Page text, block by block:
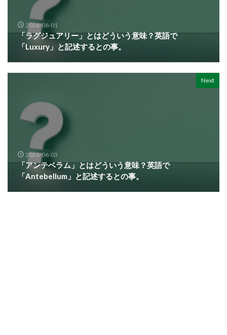
2026-06-01
「ラグジュアリー」とはどういう意味？英語で
「Luxury」と記述するとの事。
Next
2026-06-03
「アンテベラム」とはどういう意味？英語で
「Antebellum」と記述するとの事。